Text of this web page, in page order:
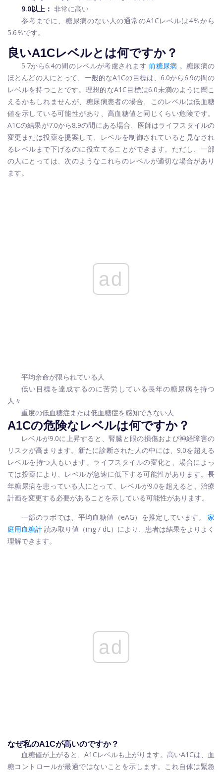
9.0以上： 非常に高い
参考までに、糖尿病のない人の通常のA1Cレベルは4％から
5.6％です。
良いA1Cレベルとは何ですか？
5.7から6.4の間のレベルが考慮されます 前糖尿病 。糖尿病の
ほとんどの人にとって、一般的なA1Cの目標は、6.0から6.9の間の
レベルを持つことです。理想的なA1C目標は6.0未満のように聞こ
えるかもしれませんが、糖尿病患者の場合、このレベルは低血糖
値を示している可能性があり、高血糖値と同じくらい危険です。
A1Cの結果が7.0から8.9の間にある場合、医師はライフスタイルの
変更または投薬を提案して、レベルを制御されていると見なされ
るレベルまで下げるのに役立てることができます。ただし、一部
の人にとっては、次のようなこれらのレベルが適切な場合があり
ます。
ad
平均余命が限られている人
低い目標を達成するのに苦労している長年の糖尿病を持つ
人々
重度の低血糖症または低血糖症を感知できない人
A1Cの危険なレベルは何ですか？
レベルが9.0に上昇すると、腎臓と眼の損傷および神経障害の
リスクが高まります。新たに診断された人の中には、9.0を超える
レベルを持つ人もいます。ライフスタイルの変化と、場合によっ
ては投薬により、レベルが急速に低下する可能性があります。長
年糖尿病を患っている人にとって、レベルが9.0を超えると、治療
計画を変更する必要があることを示している可能性があります。
一部のラボでは、平均血糖値（eAG）を推定しています。
家
庭用血糖計 読み取り値（mg / dL）により、患者は結果をよりよく
理解できます。
ad
なぜ私のA1Cが高いのですか？
血糖値が上がると、A1Cレベルも上がります。高いA1Cは、血
糖コントロールが最適ではないことを示します。これ自体は緊急